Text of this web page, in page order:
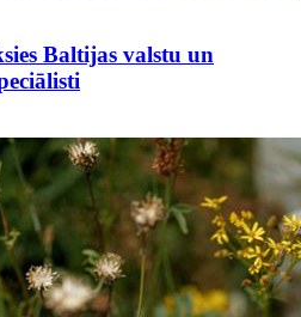
Baltijas valstu un